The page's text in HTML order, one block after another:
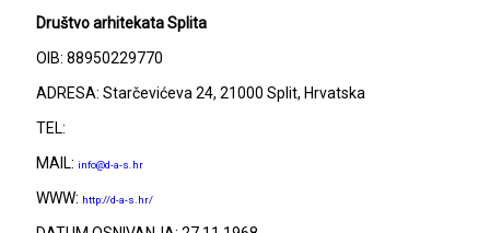
Društvo arhitekata Splita
OIB: 88950229770
ADRESA: Starčevićeva 24, 21000 Split, Hrvatska
TEL:
MAIL: info@d-a-s.hr
WWW: http://d-a-s.hr/